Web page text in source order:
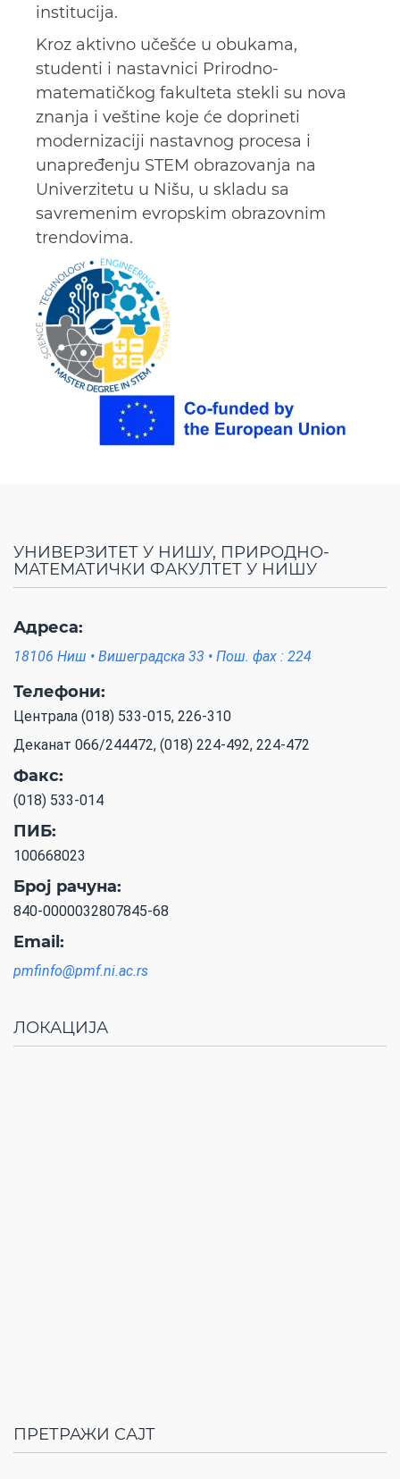
institucija.
Kroz aktivno učešće u obukama,
studenti i nastavnici Prirodno-
matematičkog fakulteta stekli su nova
znanja i veštine koje će doprineti
modernizaciji nastavnog procesa i
unapređenju STEM obrazovanja na
Univerzitetu u Nišu, u skladu sa
savremenim evropskim obrazovnim
trendovima.
УНИВЕРЗИТЕТ У НИШУ, ПРИРОДНО-
МАТЕМАТИЧКИ ФАКУЛТЕТ У НИШУ
Адреса:
18106 Ниш • Вишеградска 33 • Пош. фах : 224
Телефони:
Централа (018) 533-015, 226-310
Деканат 066/244472, (018) 224-492, 224-472
Факс:
(018) 533-014
ПИБ:
100668023
Број рачуна:
840-0000032807845-68
Email:
pmfinfo@pmf.ni.ac.rs
ЛОКАЦИЈА
ПРЕТРАЖИ САЈТ